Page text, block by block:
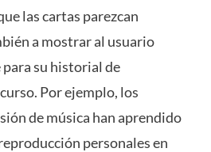
las cartas parezcan
a mostrar al usuario
su historial de
Por ejemplo, los
de música han aprendido
personales en